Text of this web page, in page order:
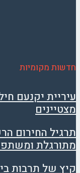
חדשות מקומיות
עיריית יקנעם
מצטיינים
תרגיל החירום
מתורגלת